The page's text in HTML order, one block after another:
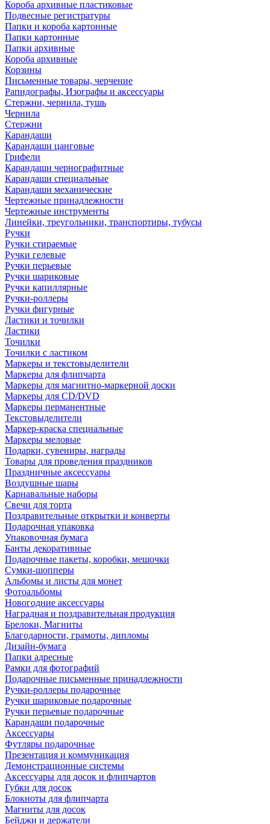
Короба архивные пластиковые
Подвесные регистратуры
Папки и короба картонные
Папки картонные
Папки архивные
Короба архивные
Корзины
Письменные товары, черчение
Рапидографы, Изографы и аксессуары
Стержни, чернила, тушь
Чернила
Стержни
Карандаши
Карандаши цанговые
Грифели
Карандаши чернографитные
Карандаши специальные
Карандаши механические
Чертежные принадлежности
Чертежные инструменты
Линейки, треугольники, транспортиры, тубусы
Ручки
Ручки стираемые
Ручки гелевые
Ручки перьевые
Ручки шариковые
Ручки капиллярные
Ручки-роллеры
Ручки фигурные
Ластики и точилки
Ластики
Точилки
Точилки с ластиком
Маркеры и текстовыделители
Маркеры для флипчарта
Маркеры для магнитно-маркерной доски
Маркеры для CD/DVD
Маркеры перманентные
Текстовыделители
Маркер-краска специальные
Маркеры меловые
Подарки, сувениры, награды
Товары для проведения праздников
Праздничные аксессуары
Воздушные шары
Карнавальные наборы
Свечи для торта
Поздравительные открытки и конверты
Подарочная упаковка
Упаковочная бумага
Банты декоративные
Подарочные пакеты, коробки, мешочки
Сумки-шопперы
Альбомы и листы для монет
Фотоальбомы
Новогодние аксессуары
Наградная и поздравительная продукция
Брелоки, Магниты
Благодарности, грамоты, дипломы
Дизайн-бумага
Папки адресные
Рамки для фотографий
Подарочные письменные принадлежности
Ручки-роллеры подарочные
Ручки шариковые подарочные
Ручки перьевые подарочные
Карандаши подарочные
Аксессуары
Футляры подарочные
Презентация и коммуникация
Демонстрационные системы
Аксессуары для досок и флипчартов
Губки для досок
Блокноты для флипчарта
Магниты для досок
Бейджи и держатели